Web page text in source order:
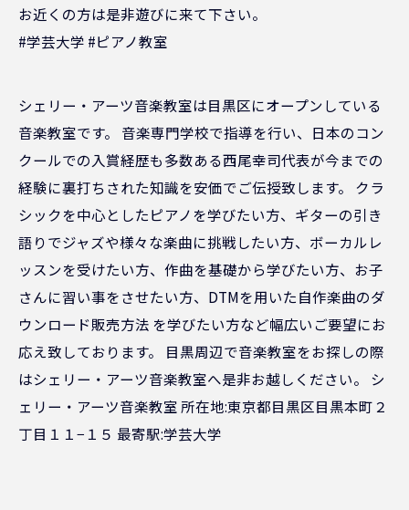
お近くの方は是非遊びに来て下さい。
#学芸大学 #ピアノ教室
シェリー・アーツ音楽教室は目黒区にオープンしている
音楽教室です。 音楽専門学校で指導を行い、日本のコン
クールでの入賞経歴も多数ある西尾幸司代表が今までの
経験に裏打ちされた知識を安価でご伝授致します。 クラ
シックを中心としたピアノを学びたい方、ギターの引き
語りでジャズや様々な楽曲に挑戦したい方、ボーカルレ
ッスンを受けたい方、作曲を基礎から学びたい方、お子
さんに習い事をさせたい方、DTMを用いた自作楽曲のダ
ウンロード販売方法 を学びたい方など幅広いご要望にお
応え致しております。 目黒周辺で音楽教室をお探しの際
はシェリー・アーツ音楽教室へ是非お越しください。 シ
ェリー・アーツ音楽教室 所在地:東京都目黒区目黒本町２
丁目１１−１５ 最寄駅:学芸大学